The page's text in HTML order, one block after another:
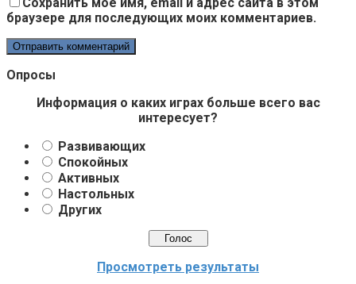
браузере для последующих моих комментариев.
Опросы
Информация о каких играх больше всего вас
интересует?
Развивающих
Спокойных
Активных
Настольных
Других
Просмотреть результаты